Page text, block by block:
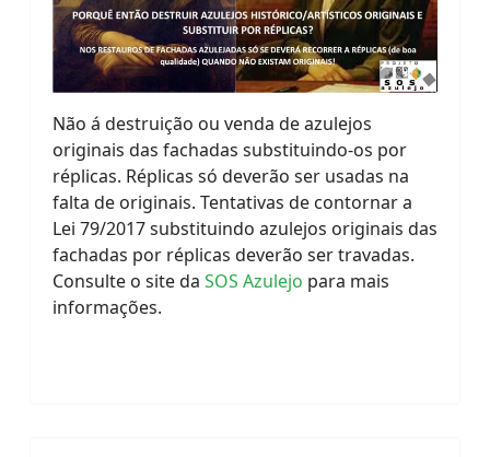
Não á destruição ou venda de azulejos
originais das fachadas substituindo-os por
réplicas. Réplicas só deverão ser usadas na
falta de originais. Tentativas de contornar a
Lei 79/2017 substituindo azulejos originais das
fachadas por réplicas deverão ser travadas.
Consulte o site da SOS Azulejo para mais
informações.